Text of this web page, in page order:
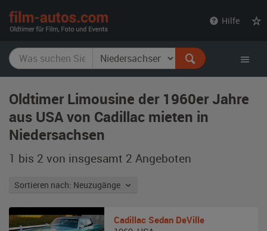
Hilfe
Oldtimer Limousine der 1960er Jahre
aus USA von Cadillac mieten in
Niedersachsen
1 bis 2 von insgesamt 2 Angeboten
Sortieren nach: Neuzugänge
Cadillac Sedan DeVille